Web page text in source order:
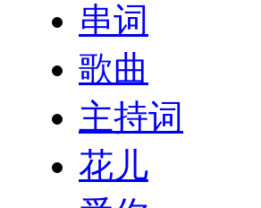
串词
歌曲
主持词
花儿